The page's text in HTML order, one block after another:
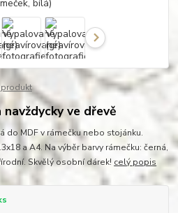
ve dřevě
do MDF v rámečku nebo stojánku.
a A4. Na výběr barvy rámečku: černá,
Skvělý osobní dárek! celý popis